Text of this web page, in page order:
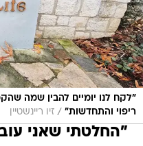
"לקח לנו יומיים להבין שמה
ריפוי והתחדשות" / זיו ריינשטיין
"החלטתי שאני